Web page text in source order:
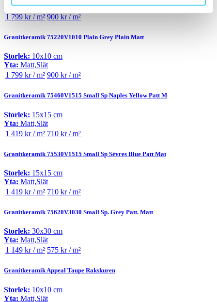
Yta:Matt,Slät
1 799 kr / m² 900 kr / m²
Granitkeramik 75220V1010 Plain Grey Plain Matt
Storlek: 10x10 cm
Yta: Matt,Slät
1 799 kr / m² 900 kr / m²
Granitkeramik 75460V1515 Small Sp Naples Yellow Patt M
Storlek: 15x15 cm
Yta: Matt,Slät
1 419 kr / m² 710 kr / m²
Granitkeramik 75530V1515 Small Sp Sèvres Blue Patt Mat
Storlek: 15x15 cm
Yta: Matt,Slät
1 419 kr / m² 710 kr / m²
Granitkeramik 75620V3030 Small Sp. Grey Patt. Matt
Storlek: 30x30 cm
Yta: Matt,Slät
1 149 kr / m² 575 kr / m²
Granitkeramik Appeal Taupe Rakskuren
Storlek: 10x10 cm
Yta: Matt,Slät